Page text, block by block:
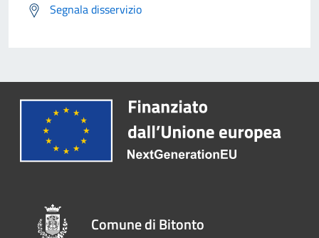
Segnala disservizio
Comune di Bitonto